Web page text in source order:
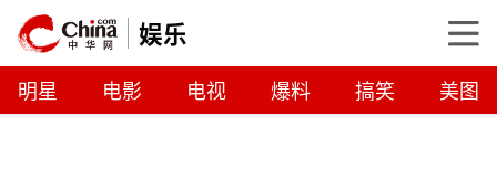
娱乐
明星 电影 电视 爆料 搞笑 美图